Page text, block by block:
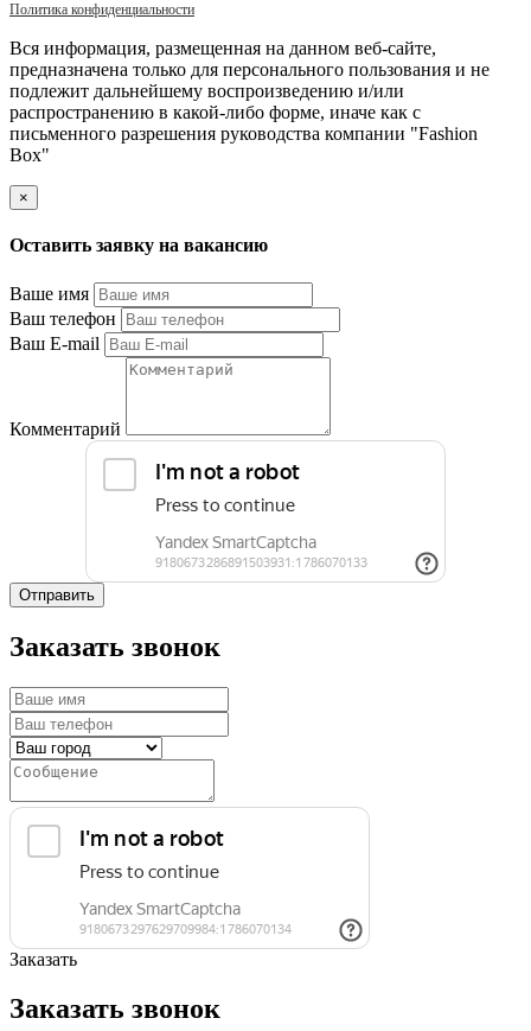
Политика конфиденциальности
Вся информация, размещенная на данном веб-сайте,
предназначена только для персонального пользования и не
подлежит дальнейшему воспроизведению и/или
распространению в какой-либо форме, иначе как с
письменного разрешения руководства компании "Fashion
Box"
×
Оставить заявку на вакансию
Ваше имя
Ваш телефон
Ваш E-mail
Комментарий
Отправить
Заказать звонок
Заказать
Заказать звонок